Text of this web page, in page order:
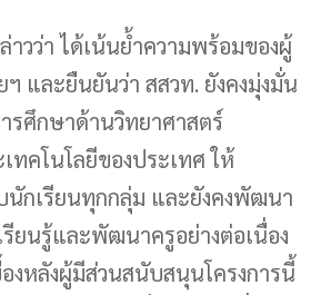
าวว่า ได้เน้นย้ำความพร้อมของผู้
และยืนยันว่า สสวท. ยังคงมุ่งมั่น
ศึกษาด้านวิทยาศาสตร์
ทคโนโลยีของประเทศ ให้
กเรียนทุกกลุ่ม และยังคงพัฒนา
รียนรู้และพัฒนาครูอย่างต่อเนื่อง
หลังผู้มีส่วนสนับสนุนโครงการนี้